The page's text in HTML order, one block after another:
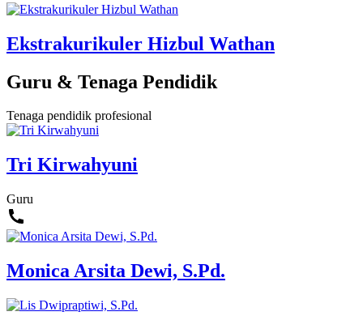
Ekstrakurikuler Hizbul Wathan
Guru & Tenaga Pendidik
Tenaga pendidik profesional
Tri Kirwahyuni
Guru
Monica Arsita Dewi, S.Pd.